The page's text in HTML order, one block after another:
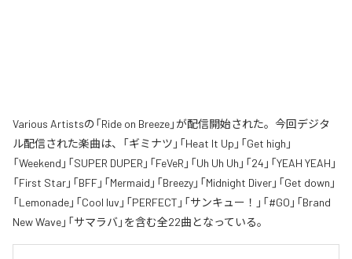
Various Artistsの「Ride on Breeze」が配信開始された。今回デジタ
ル配信された楽曲は、「ギミナツ」「Heat It Up」「Get high」
「Weekend」「SUPER DUPER」「FeVeR」「Uh Uh Uh」「24」「YEAH YEAH」
「First Star」「BFF」「Mermaid」「Breezy」「Midnight Diver」「Get down」
「Lemonade」「Cool luv」「PERFECT」「サンキュー！」「#GO」「Brand
New Wave」「サマラバ」を含む全22曲となっている。